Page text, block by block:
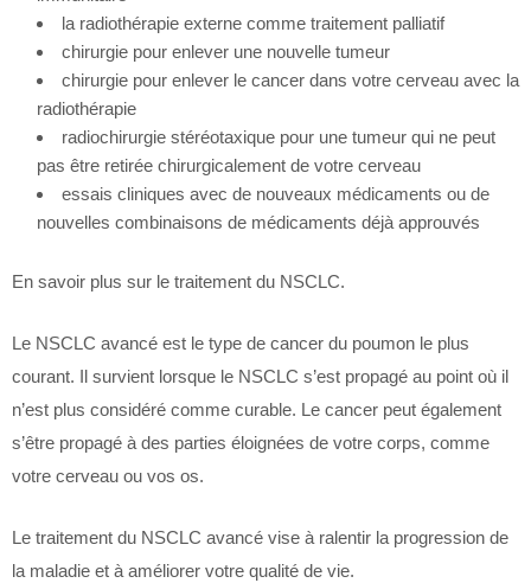
la radiothérapie externe comme traitement palliatif
chirurgie pour enlever une nouvelle tumeur
chirurgie pour enlever le cancer dans votre cerveau avec la
radiothérapie
radiochirurgie stéréotaxique pour une tumeur qui ne peut
pas être retirée chirurgicalement de votre cerveau
essais cliniques avec de nouveaux médicaments ou de
nouvelles combinaisons de médicaments déjà approuvés
En savoir plus sur le traitement du NSCLC.
Le NSCLC avancé est le type de cancer du poumon le plus
courant. Il survient lorsque le NSCLC s’est propagé au point où il
n’est plus considéré comme curable. Le cancer peut également
s’être propagé à des parties éloignées de votre corps, comme
votre cerveau ou vos os.
Le traitement du NSCLC avancé vise à ralentir la progression de
la maladie et à améliorer votre qualité de vie.